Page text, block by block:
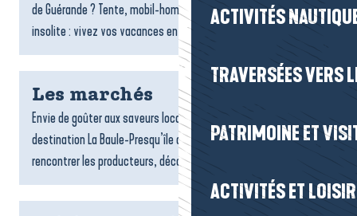
ACTIVITÉS
TRAVERSÉES VERS
PATRIMOINE ET
ACTIVITÉS ET
de Guérande ? Tente, mobil-home, caravane ou hébergement
insolite : vivez vos vacances en plein air, au plus...
Les marchés
Envie de goûter aux saveurs locales ? Les marchés de la
destination La Baule-Presqu’île de Guérande vous invitent à
rencontrer les producteurs, découvrir les spécialités...